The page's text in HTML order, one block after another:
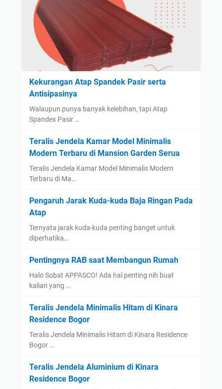
Kekurangan Atap Spandek Pasir serta
Antisipasinya
Walaupun punya banyak kelebihan, tapi Atap
Spandex Pasir …
Teralis Jendela Kamar Model Minimalis
Modern Terbaru di Mansion Garden Serua
Teralis Jendela Kamar Model Minimalis Modern
Terbaru di Ma…
Pengaruh Jarak Kuda-kuda Baja Ringan Pada
Atap
Ternyata jarak kuda-kuda penting banget untuk
diperhatika…
Pentingnya RAB saat Membangun Rumah
Halo Sobat APPASCO! Ada hal penting nih buat
kalian yang …
Teralis Jendela Minimalis Hitam di Kinara
Residence Bogor
Teralis Jendela Minimalis Hitam di Kinara Residence
Bogor …
Teralis Jendela Aluminium di Kinara
Residence Bogor